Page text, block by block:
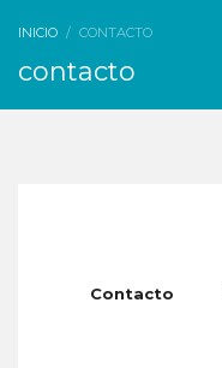
INICIO CONTACTO
contacto
Contacto